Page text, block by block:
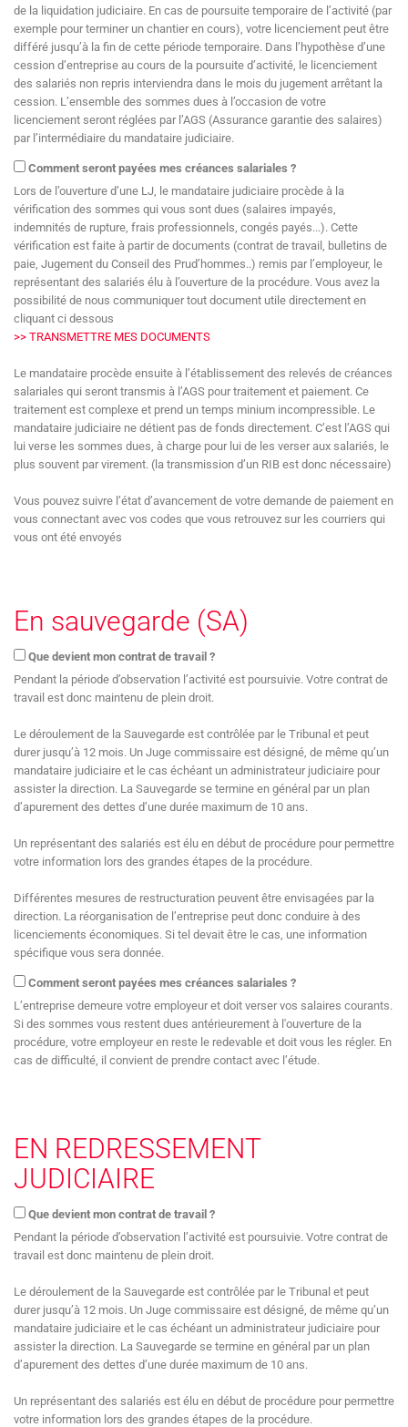
de la liquidation judiciaire. En cas de poursuite temporaire de l’activité (par
exemple pour terminer un chantier en cours), votre licenciement peut être
différé jusqu’à la fin de cette période temporaire. Dans l’hypothèse d’une
cession d’entreprise au cours de la poursuite d’activité, le licenciement
des salariés non repris interviendra dans le mois du jugement arrêtant la
cession. L’ensemble des sommes dues à l’occasion de votre
licenciement seront réglées par l’AGS (Assurance garantie des salaires)
par l’intermédiaire du mandataire judiciaire.
Comment seront payées mes créances salariales ?
Lors de l’ouverture d’une LJ, le mandataire judiciaire procède à la
vérification des sommes qui vous sont dues (salaires impayés,
indemnités de rupture, frais professionnels, congés payés...). Cette
vérification est faite à partir de documents (contrat de travail, bulletins de
paie, Jugement du Conseil des Prud’hommes..) remis par l’employeur, le
représentant des salariés élu à l’ouverture de la procédure. Vous avez la
possibilité de nous communiquer tout document utile directement en
cliquant ci dessous
>> TRANSMETTRE MES DOCUMENTS
Le mandataire procède ensuite à l’établissement des relevés de créances
salariales qui seront transmis à l’AGS pour traitement et paiement. Ce
traitement est complexe et prend un temps minium incompressible. Le
mandataire judiciaire ne détient pas de fonds directement. C’est l’AGS qui
lui verse les sommes dues, à charge pour lui de les verser aux salariés, le
plus souvent par virement. (la transmission d’un RIB est donc nécessaire)
Vous pouvez suivre l’état d’avancement de votre demande de paiement en
vous connectant avec vos codes que vous retrouvez sur les courriers qui
vous ont été envoyés
En sauvegarde (SA)
Que devient mon contrat de travail ?
Pendant la période d’observation l’activité est poursuivie. Votre contrat de
travail est donc maintenu de plein droit.
Le déroulement de la Sauvegarde est contrôlée par le Tribunal et peut
durer jusqu’à 12 mois. Un Juge commissaire est désigné, de même qu’un
mandataire judiciaire et le cas échéant un administrateur judiciaire pour
assister la direction. La Sauvegarde se termine en général par un plan
d’apurement des dettes d’une durée maximum de 10 ans.
Un représentant des salariés est élu en début de procédure pour permettre
votre information lors des grandes étapes de la procédure.
Différentes mesures de restructuration peuvent être envisagées par la
direction. La réorganisation de l’entreprise peut donc conduire à des
licenciements économiques. Si tel devait être le cas, une information
spécifique vous sera donnée.
Comment seront payées mes créances salariales ?
L’entreprise demeure votre employeur et doit verser vos salaires courants.
Si des sommes vous restent dues antérieurement à l'ouverture de la
procédure, votre employeur en reste le redevable et doit vous les régler. En
cas de difficulté, il convient de prendre contact avec l’étude.
EN REDRESSEMENT
JUDICIAIRE
Que devient mon contrat de travail ?
Pendant la période d’observation l’activité est poursuivie. Votre contrat de
travail est donc maintenu de plein droit.
Le déroulement de la Sauvegarde est contrôlée par le Tribunal et peut
durer jusqu’à 12 mois. Un Juge commissaire est désigné, de même qu’un
mandataire judiciaire et le cas échéant un administrateur judiciaire pour
assister la direction. La Sauvegarde se termine en général par un plan
d’apurement des dettes d’une durée maximum de 10 ans.
Un représentant des salariés est élu en début de procédure pour permettre
votre information lors des grandes étapes de la procédure.